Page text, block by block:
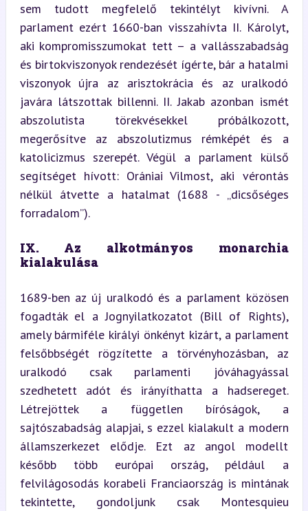
sem tudott megfelelő tekintélyt kivívni. A
parlament ezért 1660-ban visszahívta II. Károlyt,
aki kompromisszumokat tett – a vallásszabadság
és birtokviszonyok rendezését ígérte, bár a hatalmi
viszonyok újra az arisztokrácia és az uralkodó
javára látszottak billenni. II. Jakab azonban ismét
abszolutista törekvésekkel próbálkozott,
megerősítve az abszolutizmus rémképét és a
katolicizmus szerepét. Végül a parlament külső
segítséget hívott: Orániai Vilmost, aki vérontás
nélkül átvette a hatalmat (1688 - „dicsőséges
forradalom”).
IX. Az alkotmányos monarchia
kialakulása
1689-ben az új uralkodó és a parlament közösen
fogadták el a Jognyilatkozatot (Bill of Rights),
amely bármiféle királyi önkényt kizárt, a parlament
felsőbbségét rögzítette a törvényhozásban, az
uralkodó csak parlamenti jóváhagyással
szedhetett adót és irányíthatta a hadsereget.
Létrejöttek a független bíróságok, a
sajtószabadság alapjai, s ezzel kialakult a modern
államszerkezet elődje. Ezt az angol modellt
később több európai ország, például a
felvilágosodás korabeli Franciaország is mintának
tekintette, gondoljunk csak Montesquieu